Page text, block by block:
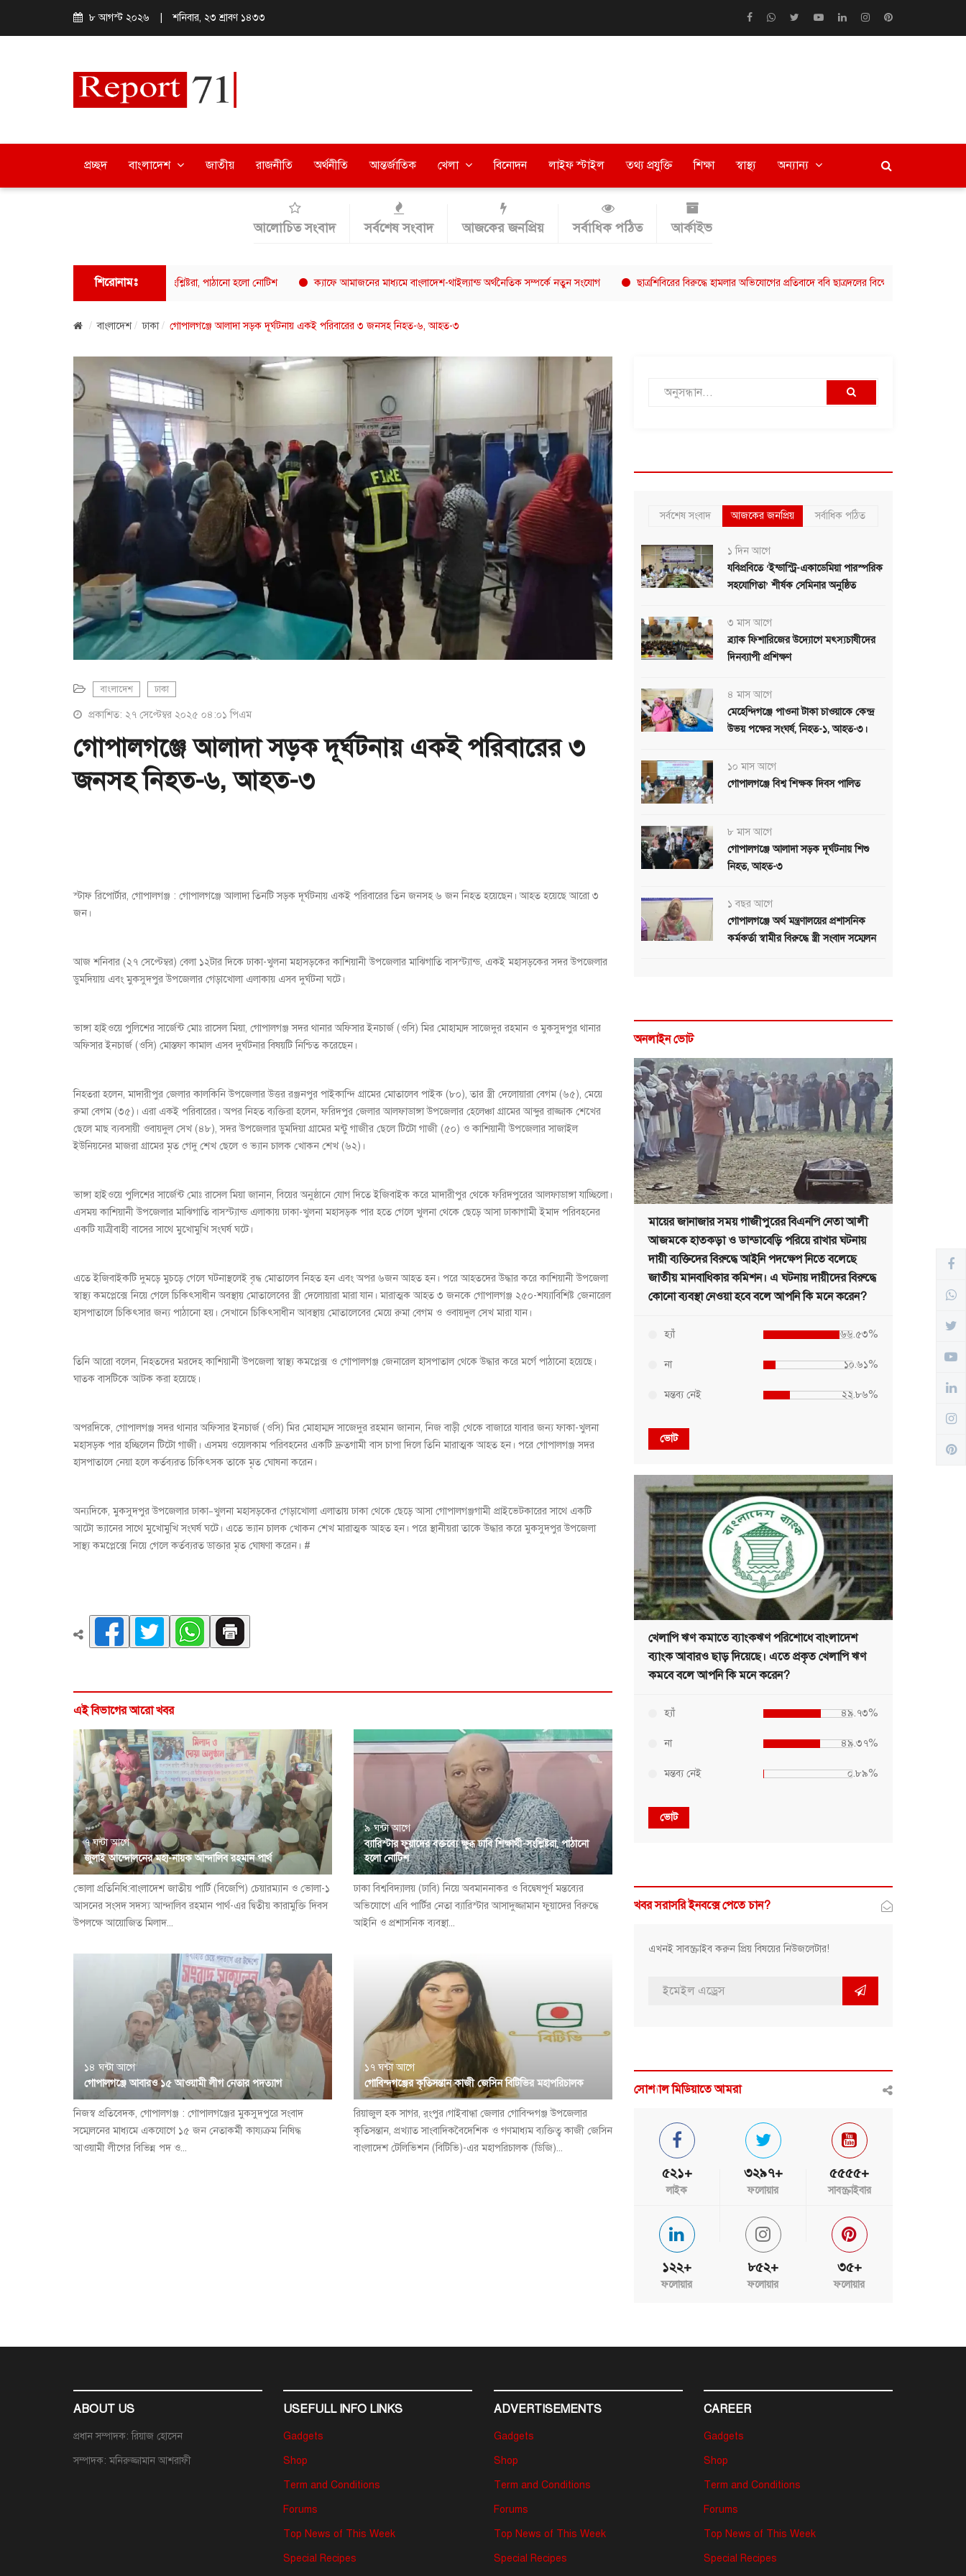
৮ আগস্ট ২০২৬ শনিবার, ২৩ শ্রাবণ ১৪৩৩
প্রচ্ছদ বাংলাদেশ জাতীয় রাজনীতি অর্থনীতি আন্তর্জাতিক খেলা বিনোদন লাইফ স্টাইল তথ্য প্রযুক্তি শিক্ষা স্বাস্থ্য অন্যান্য
আলোচিত সংবাদ সর্বশেষ সংবাদ আজকের জনপ্রিয় সর্বাধিক পঠিত আর্কাইভ
শিরোনামঃ
ফুয়াদের বক্তব্যে ক্ষুব্ধ ঢাবি শিক্ষার্থী-সংশ্লিষ্টরা, পাঠানো হলো নোটিশ ক্যাফে আমাজনের মাধ্যমে বাংলাদেশ-থাইল্যান্ড অর্থনৈতিক সম্পর্কে নতুন সংযোগ ছাত্রশিবিরের বিরুদ্ধে হামলার অভিযোগের প্রতিবাদে ববি ছাত্রদলের বিক্ষোভ মিছিল
বাংলাদেশ ঢাকা গোপালগঞ্জে আলাদা সড়ক দূর্ঘটনায় একই পরিবারের ৩ জনসহ নিহত-৬, আহত-৩
বাংলাদেশ ঢাকা
প্রকাশিত: ২৭ সেপ্টেম্বর ২০২৫ ০৪:০১ পিএম
গোপালগঞ্জে আলাদা সড়ক দূর্ঘটনায় একই পরিবারের ৩
জনসহ নিহত-৬, আহত-৩
স্টাফ রিপোর্টার, গোপালগঞ্জ : গোপালগঞ্জে আলাদা তিনটি সড়ক দূর্ঘটনায় একই পরিবারের তিন জনসহ ৬ জন নিহত হয়েছেন। আহত হয়েছে আরো ৩
জন।
আজ শনিবার (২৭ সেপ্টেম্বর) বেলা ১২টার দিকে ঢাকা-খুলনা মহাসড়কের কাশিয়ানী উপজেলার মাঝিগাতি বাসস্ট্যান্ড, একই মহাসড়কের সদর উপজেলার
ডুমদিয়ায় এবং মুকসুদপুর উপজেলার গেড়াখোলা এলাকায় এসব দুর্ঘটনা ঘটে।
ভাঙ্গা হাইওয়ে পুলিশের সার্জেন্ট মোঃ রাসেল মিয়া, গোপালগঞ্জ সদর থানার অফিসার ইনচার্জ (ওসি) মির মোহাম্মদ সাজেদুর রহমান ও মুকসুদপুর থানার
অফিসার ইনচার্জ (ওসি) মোস্তফা কামাল এসব দুর্ঘটনার বিষয়টি নিশ্চিত করেছেন।
নিহতরা হলেন, মাদারীপুর জেলার কালকিনি উপজেলার উত্তর রঞ্জনপুর পাইকান্দি গ্রামের মোতালেব পাইক (৮০), তার স্ত্রী দেলোয়ারা বেগম (৬৫), মেয়ে
রুমা বেগম (৩৫)। এরা একই পরিবারের। অপর নিহত ব্যক্তিরা হলেন, ফরিদপুর জেলার আলফাডাঙ্গা উপজেলার হেলেঞ্চা গ্রামের আব্দুর রাজ্জাক শেখের
ছেলে মাছ ব্যবসায়ী ওবায়দুল সেখ (৪৮), সদর উপজেলার ডুমদিয়া গ্রামের মন্টু গাজীর ছেলে টিটো গাজী (৫০) ও কাশিয়ানী উপজেলার সাজাইল
ইউনিয়নের মাজরা গ্রামের মৃত গেদু শেখ ছেলে ও ভ্যান চালক খোকন শেখ (৬২)।
ভাঙ্গা হাইওয়ে পুলিশের সার্জেন্ট মোঃ রাসেল মিয়া জানান, বিয়ের অনুষ্ঠানে যোগ দিতে ইজিবাইক করে মাদারীপুর থেকে ফরিদপুরের আলফাডাঙ্গা যাচ্ছিলো।
এসময় কাশিয়ানী উপজেলার মাঝিগাতি বাসস্ট্যান্ড এলাকায় ঢাকা-খুলনা মহাসড়ক পার হতে গেলে খুলনা থেকে ছেড়ে আসা ঢাকাগামী ইমাদ পরিবহনের
একটি যাত্রীবাহী বাসের সাথে মুখোমুখি সংঘর্ষ ঘটে।
এতে ইজিবাইকটি দুমড়ে মুচড়ে গেলে ঘটনাস্থলেই বৃদ্ধ মোতালেব নিহত হন এবং অপর ৬জন আহত হন। পরে আহতদের উদ্ধার করে কাশিয়ানী উপজেলা
স্বাস্থ্য কমপ্লেক্সে নিয়ে গেলে চিকিৎসাধীন অবস্থায় মোতালেবের স্ত্রী দেলোয়ারা মারা যান। মারাত্মক আহত ৩ জনকে গোপালগঞ্জ ২৫০-শয্যাবিশিষ্ট জেনারেল
হাসপাতালে চিকিৎসার জন্য পাঠানো হয়। সেখানে চিকিৎসাধীন আবস্থায় মোতালেবের মেয়ে রুমা বেগম ও ওবায়দুল সেখ মারা যান।
তিনি আরো বলেন, নিহতদের মরদেহ কাশিয়ানী উপজেলা স্বাস্থ্য কমপ্লেক্স ও গোপালগঞ্জ জেনারেল হাসপাতাল থেকে উদ্ধার করে মর্গে পাঠানো হয়েছে।
ঘাতক বাসটিকে আটক করা হয়েছে।
অপরদিকে, গোপালগঞ্জ সদর থানার অফিসার ইনচার্জ (ওসি) মির মোহাম্মদ সাজেদুর রহমান জানান, নিজ বাড়ী থেকে বাজারে যাবার জন্য ফাকা-খুলনা
মহাসড়ক পার হচ্ছিলেন টিটো গাজী। এসময় ওয়েলকাম পরিবহনের একটি দ্রুতগামী বাস চাপা দিলে তিনি মারাত্মক আহত হন। পরে গোপালগঞ্জ সদর
হাসপাতালে নেয়া হলে কর্তব্যরত চিকিৎসক তাকে মৃত ঘোষনা করেন।
অন্যদিকে, মুকসুদপুর উপজেলার ঢাকা–খুলনা মহাসড়কের গেড়াখোলা এলাতায় ঢাকা থেকে ছেড়ে আসা গোপালগঞ্জগামী প্রাইভেটকারের সাথে একটি
আটো ভ্যানের সাথে মুখোমুখি সংঘর্ষ ঘটে। এতে ভ্যান চালক খোকন শেখ মারাত্মক আহত হন। পরে স্থানীয়রা তাকে উদ্ধার করে মুকসুদপুর উপজেলা
সাস্থ্য কমপ্লেক্সে নিয়ে গেলে কর্তব্যরত ডাক্তার মৃত ঘোষণা করেন। #
এই বিভাগের আরো খবর
৭ ঘন্টা আগে
জুলাই আন্দোলনের মহা-নায়ক আন্দালিব রহমান পার্থ
ভোলা প্রতিনিধি:বাংলাদেশ জাতীয় পার্টি (বিজেপি) চেয়ারম্যান ও ভোলা-১
আসনের সংসদ সদস্য আন্দালিব রহমান পার্থ-এর দ্বিতীয় কারামুক্তি দিবস
উপলক্ষে আয়োজিত মিলাদ...
৯ ঘন্টা আগে
ব্যারিস্টার ফুয়াদের বক্তব্যে ক্ষুব্ধ ঢাবি শিক্ষার্থী-সংশ্লিষ্টরা, পাঠানো
হলো নোটিশ
ঢাকা বিশ্ববিদ্যালয় (ঢাবি) নিয়ে অবমাননাকর ও বিদ্বেষপূর্ণ মন্তব্যের
অভিযোগে এবি পার্টির নেতা ব্যারিস্টার আসাদুজ্জামান ফুয়াদের বিরুদ্ধে
আইনি ও প্রশাসনিক ব্যবস্থা...
১৪ ঘন্টা আগে
গোপালগঞ্জে আবারও ১৫ আওয়ামী লীগ নেতার পদত্যাগ
নিজস্ব প্রতিবেদক, গোপালগঞ্জ : গোপালগঞ্জের মুকসুদপুরে সংবাদ
সম্মেলনের মাধ্যমে একযোগে ১৫ জন নেতাকর্মী কায্যক্রম নিষিদ্ধ
আওয়ামী লীগের বিভিন্ন পদ ও...
১৭ ঘন্টা আগে
গোবিন্দগঞ্জের কৃতিসন্তান কাজী জেসিন বিটিভির মহাপরিচালক
রিয়াজুল হক সাগর, র্ংপুর।গাইবান্ধা জেলার গোবিন্দগঞ্জ উপজেলার
কৃতিসন্তান, প্রখ্যাত সাংবাদিকবৈদেশিক ও গণমাধ্যম ব্যক্তিত্ব কাজী জেসিন
বাংলাদেশ টেলিভিশন (বিটিভি)-এর মহাপরিচালক (ডিজি)...
সর্বশেষ সংবাদ আজকের জনপ্রিয় সর্বাধিক পঠিত
১ দিন আগে
যবিপ্রবিতে ‘ইন্ডাস্ট্রি-একাডেমিয়া পারস্পরিক
সহযোগিতা’ শীর্ষক সেমিনার অনুষ্ঠিত
৩ মাস আগে
ব্র্যাক ফিশারিজের উদ্যোগে মৎস্যচাষীদের
দিনব্যাপী প্রশিক্ষণ
৪ মাস আগে
মেহেন্দিগঞ্জে পাওনা টাকা চাওয়াকে কেন্দ্র
উভয় পক্ষের সংঘর্ষ, নিহত-১, আহত-৩।
১০ মাস আগে
গোপালগঞ্জে বিশ্ব শিক্ষক দিবস পালিত
৮ মাস আগে
গোপালগঞ্জে আলাদা সড়ক দূর্ঘটনায় শিশু
নিহত, আহত-৩
১ বছর আগে
গোপালগঞ্জে অর্থ মন্ত্রণালয়ের প্রশাসনিক
কর্মকর্তা স্বামীর বিরুদ্ধে স্ত্রী সংবাদ সম্মেলন
অনলাইন ভোট
মায়ের জানাজার সময় গাজীপুরের বিএনপি নেতা আলী
আজমকে হাতকড়া ও ডান্ডাবেড়ি পরিয়ে রাখার ঘটনায়
দায়ী ব্যক্তিদের বিরুদ্ধে আইনি পদক্ষেপ নিতে বলেছে
জাতীয় মানবাধিকার কমিশন। এ ঘটনায় দায়ীদের বিরুদ্ধে
কোনো ব্যবস্থা নেওয়া হবে বলে আপনি কি মনে করেন?
হ্যাঁ ৬৬.৫৩%
না ১০.৬১%
মন্তব্য নেই ২২.৮৬%
ভোট
খেলাপি ঋণ কমাতে ব্যাংকঋণ পরিশোধে বাংলাদেশ
ব্যাংক আবারও ছাড় দিয়েছে। এতে প্রকৃত খেলাপি ঋণ
কমবে বলে আপনি কি মনে করেন?
হ্যাঁ ৪৯.৭৩%
না ৪৯.৩৭%
মন্তব্য নেই ০.৮৯%
ভোট
খবর সরাসরি ইনবক্সে পেতে চান?
এখনই সাবস্ক্রাইব করুন প্রিয় বিষয়ের নিউজলেটার!
সোশ্যাল মিডিয়াতে আমরা
৫২১+
লাইক
৩২৯৭+
ফলোয়ার
৫৫৫৫+
সাবস্ক্রাইবার
১২২+
ফলোয়ার
৮৫২+
ফলোয়ার
৩৫+
ফলোয়ার
ABOUT US
প্রধান সম্পাদক: রিয়াজ হোসেন
সম্পাদক: মনিরুজ্জামান আশরাফী
USEFULL INFO LINKS
Gadgets
Shop
Term and Conditions
Forums
Top News of This Week
Special Recipes
ADVERTISEMENTS
Gadgets
Shop
Term and Conditions
Forums
Top News of This Week
Special Recipes
CAREER
Gadgets
Shop
Term and Conditions
Forums
Top News of This Week
Special Recipes